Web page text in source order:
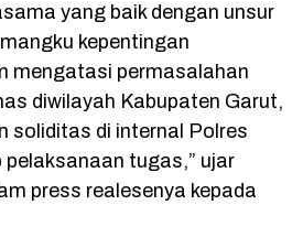
yang baik dengan unsur
kepentingan
mengatasi permasalahan
diwilayah Kabupaten Garut,
soliditas di internal Polres
tugas,” ujar
press realesenya kepada